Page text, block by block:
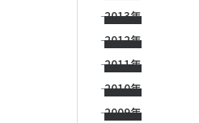
2013年
2012年
2011年
2010年
2009年